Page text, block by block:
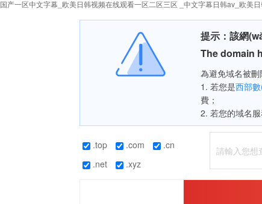
国产一区中文字幕_欧美日韩视频在线观看一区二区三区 _中文字幕日韩av_欧美
提示：該網
The domain
為避免域名被
1. 若您是西部
費；
2. 若您的域名
.top .com
.cn
.net
.xyz